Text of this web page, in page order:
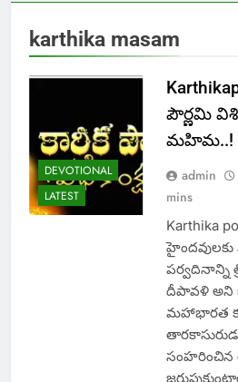
karthika masam
DEVOTIONAL
LATEST
పౌర్ణమి
మహిమ..!
admin
mins
Karthika
పర్వదినాన్ని
దీపావళి అని
మహాభారత
సంహరించిన